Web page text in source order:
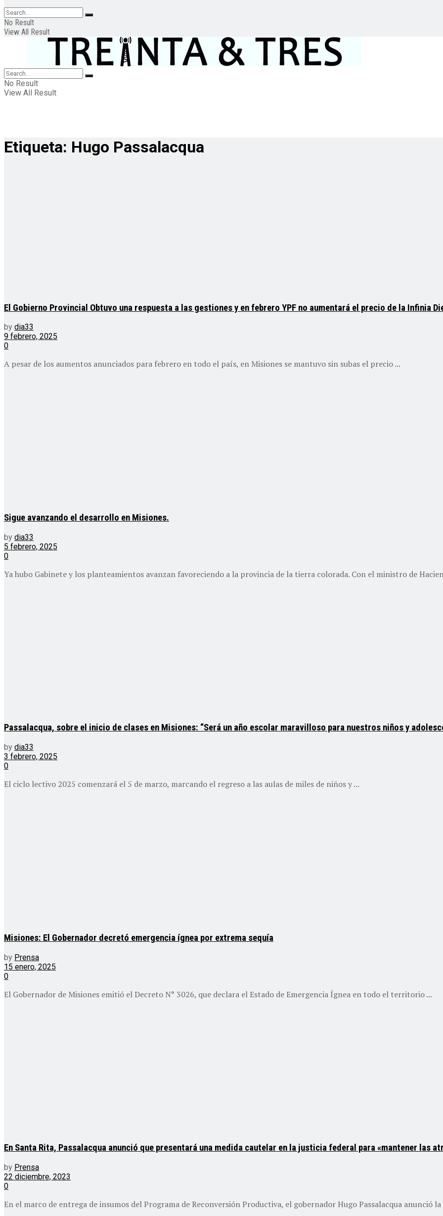
No Result
View All Result
No Result
View All Result
Etiqueta: Hugo Passalacqua
El Gobierno Provincial Obtuvo una respuesta a las gestiones y en febrero YPF no aumentará el precio de la Infinia
by dia33
9 febrero, 2025
0
A pesar de los aumentos anunciados para febrero en todo el país, en Misiones se mantuvo sin subas el precio ...
Sigue avanzando el desarrollo en Misiones.
by dia33
5 febrero, 2025
0
Ya hubo Gabinete y los planteamientos avanzan favoreciendo a la provincia de la tierra colorada. Con el ministro de
Passalacqua, sobre el inicio de clases en Misiones: “Será un año escolar maravilloso para nuestros niños y
by dia33
3 febrero, 2025
0
El ciclo lectivo 2025 comenzará el 5 de marzo, marcando el regreso a las aulas de miles de niños y ...
Misiones: El Gobernador decretó emergencia ígnea por extrema sequía
by Prensa
15 enero, 2025
0
El Gobernador de Misiones emitió el Decreto N° 3026, que declara el Estado de Emergencia Ígnea en todo el territorio ...
En Santa Rita, Passalacqua anunció que presentará una medida cautelar en la justicia federal para «mantener las
by Prensa
22 diciembre, 2023
0
En el marco de entrega de insumos del Programa de Reconversión Productiva, el gobernador Hugo Passalacqua anunció